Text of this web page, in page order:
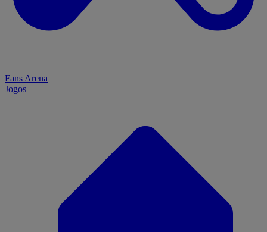
Fans Arena
Jogos